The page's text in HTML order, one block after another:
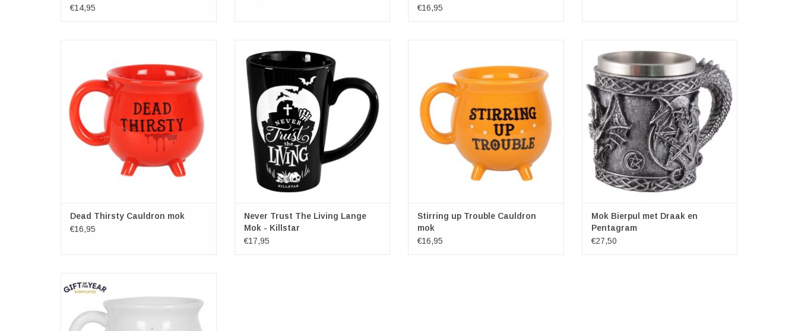
€14,95
€16,95
schitterende mok is ontworpen om eruit te
zien als een blauwe ketel en is voorzien van
de woorden 'Dead Thirsty' en wordt
geleverd in een bijpassende
geschenkverpakking. Ontwo
TOEVOEGEN AAN WINKELWAGEN
Dead Thirsty Cauldron mok
€16,95
Vaatwasser- en magnetronbestendig
Afmetingen - H: 14cm, Inhoud: 570ml
TOEVOEGEN AAN WINKELWAGEN
Never Trust The Living Lange
Mok - Killstar
€17,95
schitterende mok is ontworpen om eruit te
zien als een blauwe ketel en is voorzien van
de woorden 'Stirring up Trouble' en wordt
geleverd in een bijpassende
geschenkverpakking.
TOEVOEGEN AAN WINKELWAGEN
Stirring up Trouble Cauldron
mok
€16,95
Kleu: Zilver-Antraciet
Afmetingen:
Hoogte ca. 11cm
Breedte (inclusief handvat) ca. 16cm
Diameter ca. 9cm
TOEVOEGEN AAN WINKELWAGEN
Mok Bierpul met Draak en
Pentagram
€27,50
Deze schitterende witte mok is ontworpen
om eruit te zien als een ketel en is voorzien
van de woorden 'White Witch'. De mok
wordt geleverd in een bijpassende